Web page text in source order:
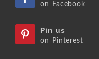
on Facebook
Pin us
on Pinterest